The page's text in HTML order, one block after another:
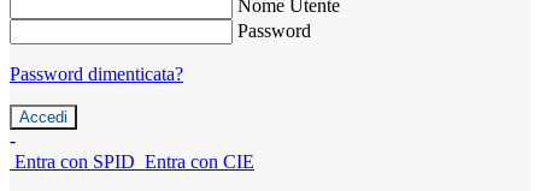
Nome Utente
Password
Password dimenticata?
-
Entra con SPID Entra con CIE